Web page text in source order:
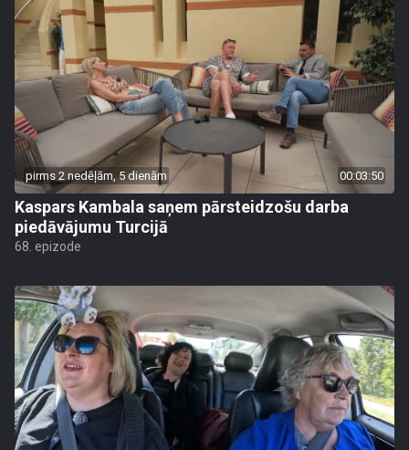
pirms 2 nedēļām, 5 dienām 00:03:50
Kaspars Kambala saņem pārsteidzošu darba
piedāvājumu Turcijā
68. epizode